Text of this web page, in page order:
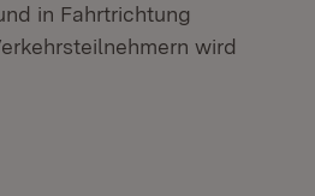
in Fahrtrichtung
wird